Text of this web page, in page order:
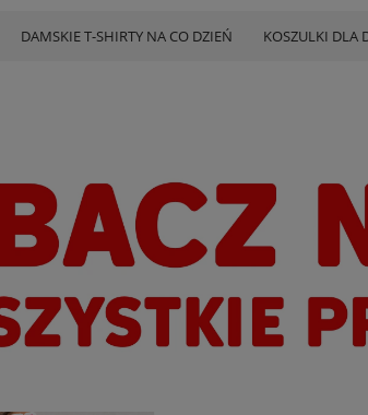
DAMSKIE T-SHIRTY NA CO DZIEŃ KOSZULKI DLA